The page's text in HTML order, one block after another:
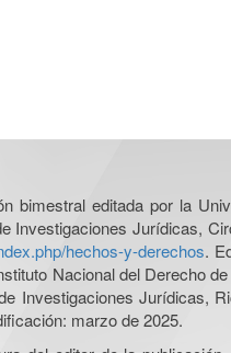
bimestral editada por la
Jurídicas,
hechos-y-derechos.
Nacional del Derecho
Investigaciones Jurídicas,
marzo de 2025.